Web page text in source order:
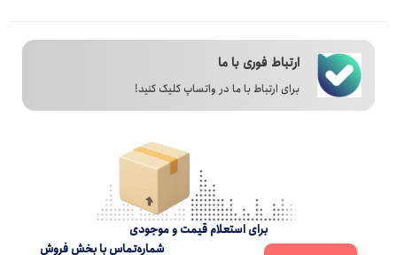
ارتباط فوری با ما
برای ارتباط با ما در واتساپ کلیک کنید!
برای استعلام قیمت و موجودی
شماره‌تماس‌ با‌ بخش فروش